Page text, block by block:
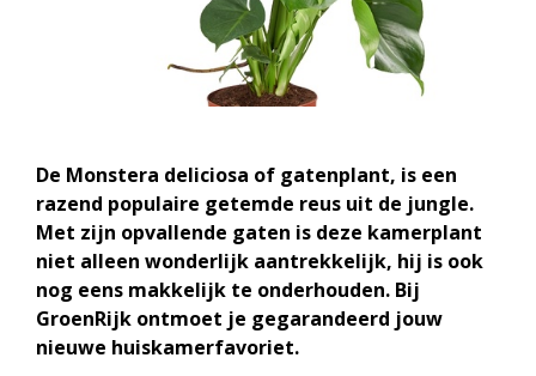
De Monstera deliciosa of gatenplant, is een
razend populaire getemde reus uit de jungle.
Met zijn opvallende gaten is deze kamerplant
niet alleen wonderlijk aantrekkelijk, hij is ook
nog eens makkelijk te onderhouden. Bij
GroenRijk ontmoet je gegarandeerd jouw
nieuwe huiskamerfavoriet.